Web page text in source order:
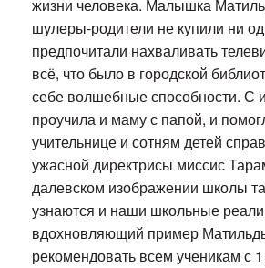
жизни человека. Малышка
шулеры-родители не купили ни
предпочитали нахваливать
всё, что было в городской
себе волшебные способности. С
проучила и маму с папой, и
учительнице и сотням детей
ужасной директрисы миссис
далевском изображении школы
узнаются и наши школьные
вдохновляющий пример
рекомендовать всем ученикам с